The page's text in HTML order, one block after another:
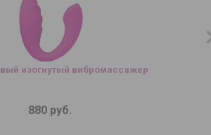
изогнутый вибромассажер
880 руб.